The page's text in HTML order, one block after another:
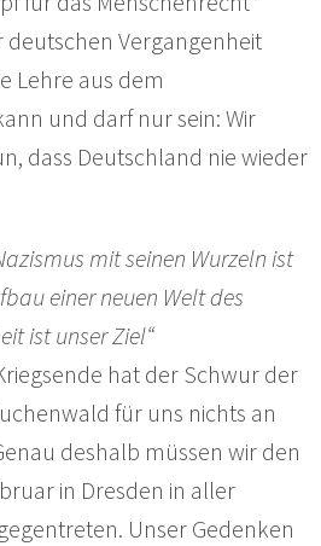
Vergangenheit
Lehre aus dem
und darf nur sein: Wir
dass Deutschland nie wieder
mit seinen Wurzeln ist
einer neuen Welt des
ist unser Ziel“
hat der Schwur der
für uns nichts an
deshalb müssen wir den
in Dresden in aller
Unser Gedenken